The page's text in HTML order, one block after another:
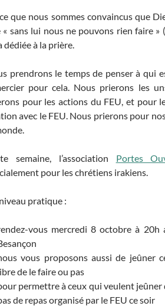
que nous sommes convaincus que
« sans lui nous ne pouvons rien faire
dédiée à la prière.
prendrons le temps de penser à qui
pour cela. Nous prierons les
pour les actions du FEU, et pour
avec le FEU. Nous prierons pour
semaine, l’association Portes
pour les chrétiens irakiens.
pratique :
vous mercredi 8 octobre à 20h
vous proposons aussi de jeûner
de le faire ou pas
permettre à ceux qui veulent jeûner
de repas organisé par le FEU ce soir